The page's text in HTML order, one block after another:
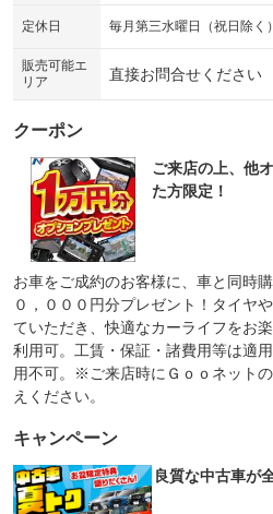
定休日 毎月第三水曜日（祝日除
販売可能エ
リア
直接お問合せください
クーポン
ご来店の上、他
た方限定！
お車をご成約のお客様に、車と同時
０，０００円分プレゼント！タイヤ
ていただき、快適なカーライフをお
利用可。工賃・保証・諸費用等は適
用不可。※ご来店時にＧｏｏネット
えください。
キャンペーン
良質な中古車が